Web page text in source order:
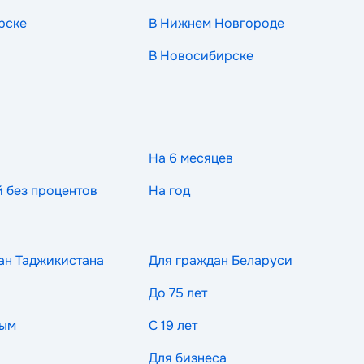
В Нижнем Новгороде
В Новосибирске
На 6 месяцев
процентов На год
Таджикистана
Для граждан Беларуси
До 75 лет
С 19 лет
Для бизнеса